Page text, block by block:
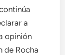
a
opinión
de Rocha